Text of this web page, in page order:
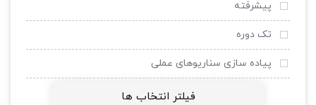
لینوکس
VOIP
کلاس مجازی LMS
پیشرفته
تک دوره
پیاده سازی سناریوهای عملی
فیلتر انتخاب ها